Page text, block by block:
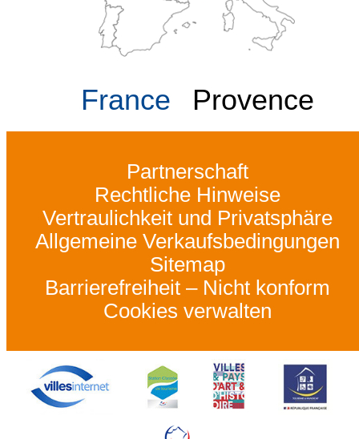
France Provence
Partnerschaft
Rechtliche Hinweise
Vertraulichkeit und Privatsphäre
Allgemeine Verkaufsbedingungen
Sitemap
Barrierefreiheit – Nicht konform
Cookies verwalten